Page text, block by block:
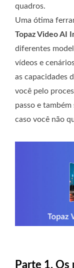
quadros.
Uma ótima
Topaz Video AI
diferentes
vídeos e
as capacidades
você pelo
passo e
caso você não
Parte 1. Os